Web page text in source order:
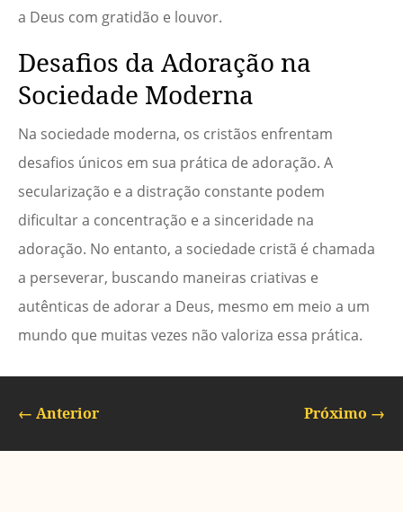
a Deus com gratidão e louvor.
Desafios da Adoração na
Sociedade Moderna
Na sociedade moderna, os cristãos enfrentam
desafios únicos em sua prática de adoração. A
secularização e a distração constante podem
dificultar a concentração e a sinceridade na
adoração. No entanto, a sociedade cristã é chamada
a perseverar, buscando maneiras criativas e
autênticas de adorar a Deus, mesmo em meio a um
mundo que muitas vezes não valoriza essa prática.
← Anterior Próximo →